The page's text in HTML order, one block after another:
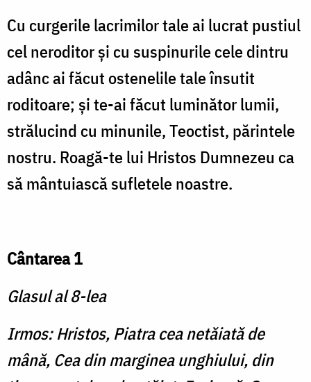
Cu curgerile lacrimilor tale ai lucrat pustiul
cel neroditor şi cu suspinurile cele dintru
adânc ai făcut ostenelile tale însutit
roditoare; şi te-ai făcut luminător lumii,
strălucind cu minunile, Teoctist, părintele
nostru. Roagă-te lui Hristos Dumnezeu ca
să mântuiască sufletele noastre.
Cântarea 1
Glasul al 8-lea
Irmos: Hristos, Piatra cea netăiată de
mână, Cea din marginea unghiului, din